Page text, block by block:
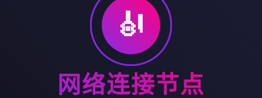
🎻
网络连接节点